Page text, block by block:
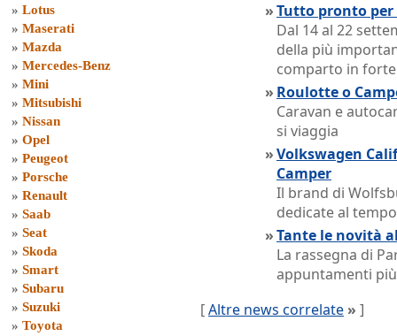
» Lotus
» Maserati
» Mazda
» Mercedes-Benz
» Mini
» Mitsubishi
» Nissan
» Opel
» Peugeot
» Porsche
» Renault
» Saab
» Seat
» Skoda
» Smart
» Subaru
» Suzuki
» Toyota
»Tutto pronto per
Dal 14 al 22
della più
comparto in
» Roulotte o
Caravan e
si viaggia
»Volkswagen
Camper
Il brand di
dedicate al
»Tante le novità
La rassegna di
appuntamenti
[Altre news correlate » ]